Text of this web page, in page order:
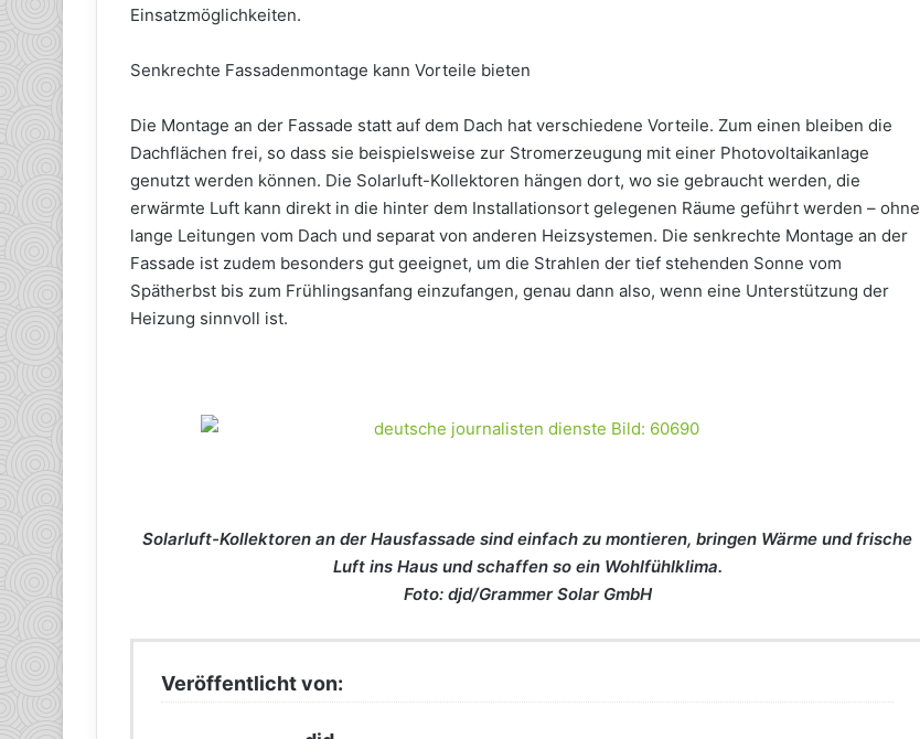
Einsatzmöglichkeiten.
Senkrechte Fassadenmontage kann Vorteile bieten
Die Montage an der Fassade statt auf dem Dach hat verschiedene Vorteile. Zum einen bleiben die
Dachflächen frei, so dass sie beispielsweise zur Stromerzeugung mit einer Photovoltaikanlage
genutzt werden können. Die Solarluft-Kollektoren hängen dort, wo sie gebraucht werden, die
erwärmte Luft kann direkt in die hinter dem Installationsort gelegenen Räume geführt werden – ohne
lange Leitungen vom Dach und separat von anderen Heizsystemen. Die senkrechte Montage an der
Fassade ist zudem besonders gut geeignet, um die Strahlen der tief stehenden Sonne vom
Spätherbst bis zum Frühlingsanfang einzufangen, genau dann also, wenn eine Unterstützung der
Heizung sinnvoll ist.
Solarluft-Kollektoren an der Hausfassade sind einfach zu montieren, bringen Wärme und frische
Luft ins Haus und schaffen so ein Wohlfühlklima.
Foto: djd/Grammer Solar GmbH
Veröffentlicht von: